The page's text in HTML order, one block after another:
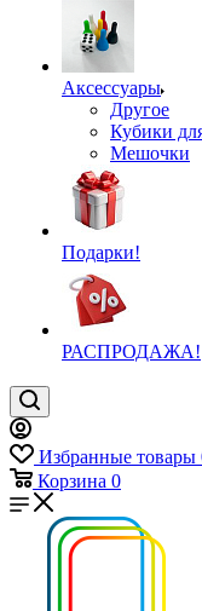
Аксессуары
Другое
Кубики
Мешочки
Подарки!
РАСПРОДАЖА!
Избранные товары
Корзина 0